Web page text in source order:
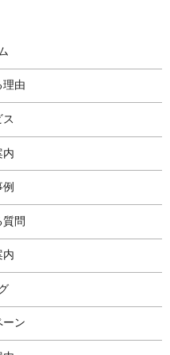
理由
ス
内
質問
内
ーン